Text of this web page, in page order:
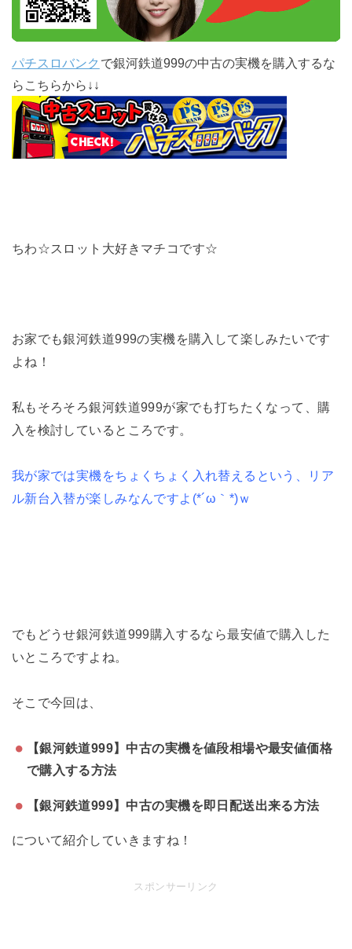
パチスロバンク で銀河鉄道999の中古の実機を購入するな
らこちらから↓↓
ちわ☆スロット大好きマチコです☆
お家でも銀河鉄道999の実機を購入して楽しみたいです
よね！
私もそろそろ銀河鉄道999が家でも打ちたくなって、購
入を検討しているところです。
我が家では実機をちょくちょく入れ替えるという、リア
ル新台入替が楽しみなんですよ(*´ω｀*)ｗ
でもどうせ銀河鉄道999購入するなら最安値で購入した
いところですよね。
そこで今回は、
【銀河鉄道999】中古の実機を値段相場や最安値価格
で購入する方法
【銀河鉄道999】中古の実機を即日配送出来る方法
について紹介していきますね！
スポンサーリンク